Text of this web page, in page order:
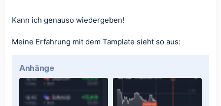
Kann ich genauso wiedergeben!
Meine Erfahrung mit dem Tamplate sieht so aus:
Anhänge